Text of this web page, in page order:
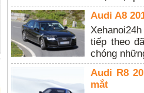
Audi A8
tiếp theo
chóng
Audi R8
mắt